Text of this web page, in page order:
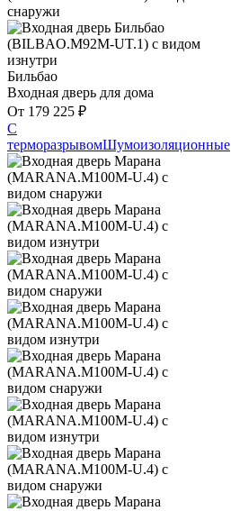
Бильбао
Входная дверь для дома
От 179 225 ₽
С
терморазрывомШумоизоляционные